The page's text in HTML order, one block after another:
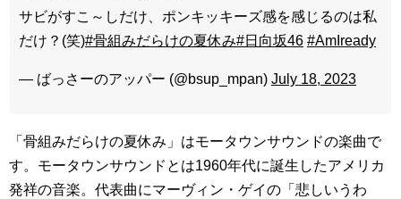
サビがすこ～しだけ、ポンキッキーズ感を感じるのは私
だけ？(笑)#骨組みだらけの夏休み#日向坂46 #AmIready
— ばっさーのアッパー (@bsup_mpan) July 18, 2023
「骨組みだらけの夏休み」はモータウンサウンドの楽曲で
す。モータウンサウンドとは1960年代に誕生したアメリカ
発祥の音楽。代表曲にマーヴィン・ゲイの「悲しいうわ